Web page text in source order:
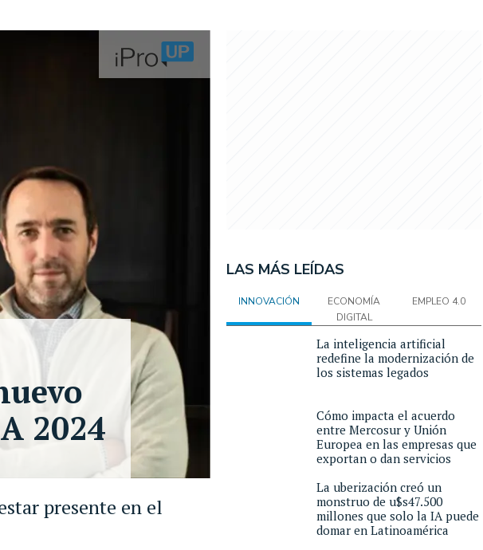
presente en el
2024
LAS MÁS LEÍDAS
INNOVACIÓN
ECONOMÍA
DIGITAL
EMPLEO 4.0
La inteligencia artificial
redefine la modernización de
los sistemas legados
Cómo impacta el acuerdo
entre Mercosur y Unión
Europea en las empresas que
exportan o dan servicios
La uberización creó un
monstruo de u$s47.500
millones que solo la IA puede
domar en Latinoamérica